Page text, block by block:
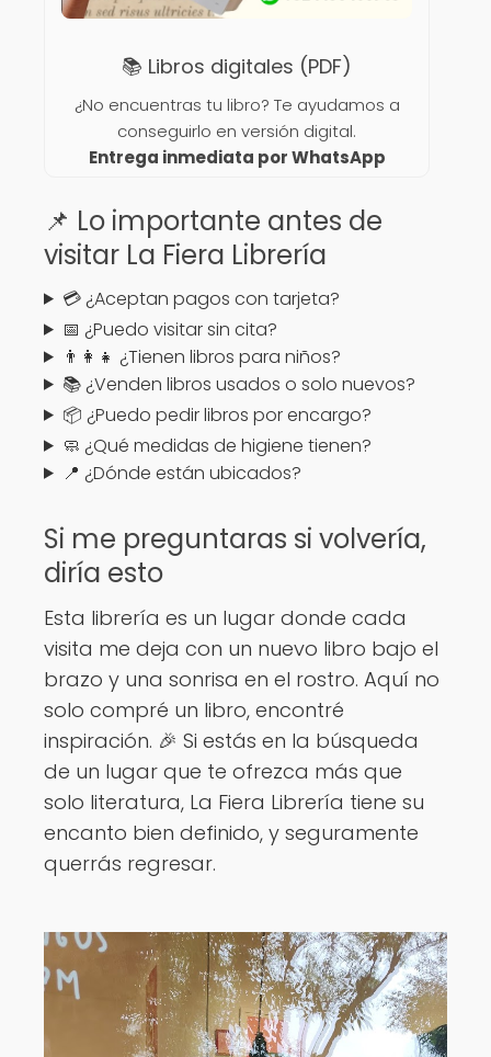
📚 Libros digitales (PDF)
¿No encuentras tu libro? Te ayudamos a
conseguirlo en versión digital.
Entrega inmediata por WhatsApp
📌 Lo importante antes de
visitar La Fiera Librería
💳 ¿Aceptan pagos con tarjeta?
📅 ¿Puedo visitar sin cita?
👨‍👩‍👧 ¿Tienen libros para niños?
📚 ¿Venden libros usados o solo nuevos?
📦 ¿Puedo pedir libros por encargo?
🧼 ¿Qué medidas de higiene tienen?
📍 ¿Dónde están ubicados?
Si me preguntaras si volvería,
diría esto
Esta librería es un lugar donde cada
visita me deja con un nuevo libro bajo el
brazo y una sonrisa en el rostro. Aquí no
solo compré un libro, encontré
inspiración. 🎉 Si estás en la búsqueda
de un lugar que te ofrezca más que
solo literatura, La Fiera Librería tiene su
encanto bien definido, y seguramente
querrás regresar.